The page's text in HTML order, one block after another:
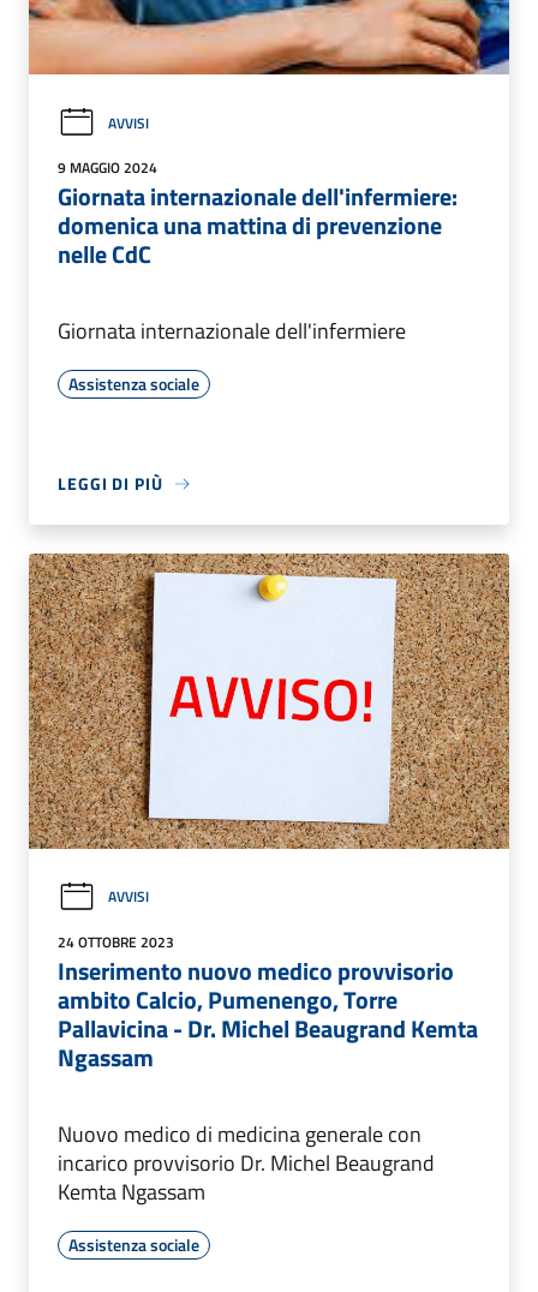
AVVISI
9 MAGGIO 2024
Giornata internazionale dell'infermiere:
domenica una mattina di prevenzione
nelle CdC
Giornata internazionale dell'infermiere
Assistenza sociale
LEGGI DI PIÙ
AVVISI
24 OTTOBRE 2023
Inserimento nuovo medico provvisorio
ambito Calcio, Pumenengo, Torre
Pallavicina - Dr. Michel Beaugrand Kemta
Ngassam
Nuovo medico di medicina generale con
incarico provvisorio Dr. Michel Beaugrand
Kemta Ngassam
Assistenza sociale